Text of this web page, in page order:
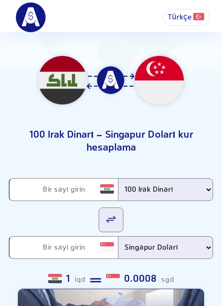
Türkçe
100 Irak Dinarı - Singapur Doları kur
hesaplama
1 iqd 0.0008 sgd